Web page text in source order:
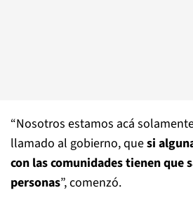
“Nosotros estamos acá
llamado al gobierno, quesi
con las comunidades tienen que
personas”, comenzó.